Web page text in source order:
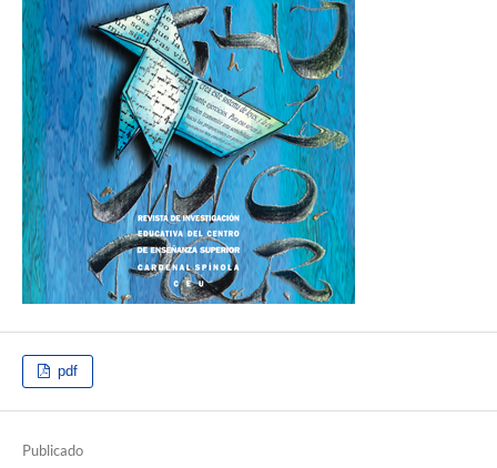
pdf
Publicado